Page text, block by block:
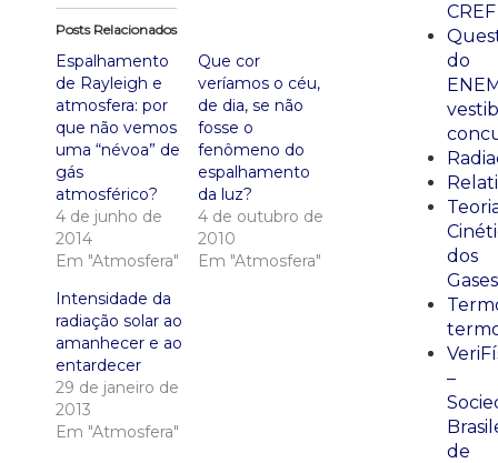
Posts Relacionados
Espalhamento
de Rayleigh e
atmosfera: por
que não vemos
uma “névoa” de
gás
atmosférico?
4 de junho de
2014
Em "Atmosfera"
Que cor
veríamos o céu,
de dia, se não
fosse o
fenômeno do
espalhamento
da luz?
4 de outubro de
2010
Em "Atmosfera"
Intensidade da
radiação solar ao
amanhecer e ao
entardecer
29 de janeiro de
2013
Em "Atmosfera"
CREF
do
dos
Gases
–
de